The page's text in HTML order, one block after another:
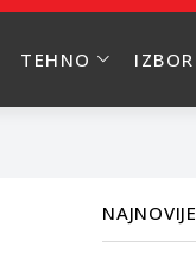
TEHNO
NAJNOVIJE